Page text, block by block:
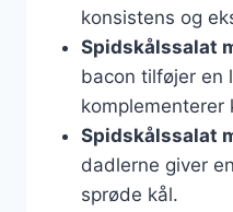
konsistens og
Spidskålssalat
bacon tilføjer en
komplementerer
Spidskålssalat
dadlerne giver
sprøde kål.